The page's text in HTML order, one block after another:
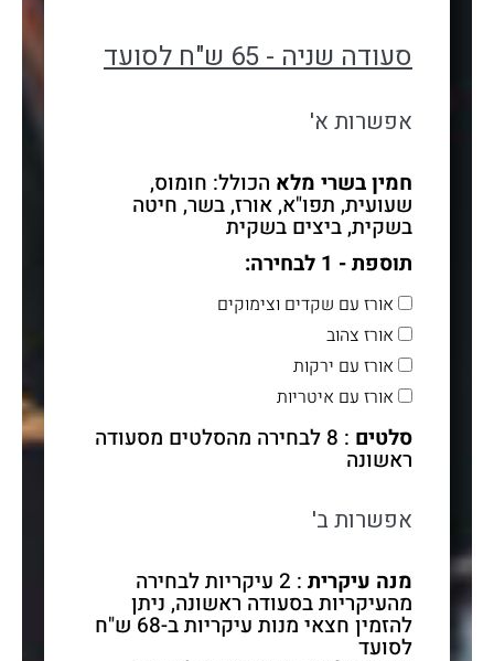
סעודה שניה - 65 ש"ח לסועד
אפשרות א'
חמין בשרי מלא הכולל: חומוס,
שעועית, תפו"א, אורז, בשר, חיטה
בשקית, ביצים בשקית
תוספת - 1 לבחירה:
אורז עם שקדים וצימוקים
אורז צהוב
אורז עם ירקות
אורז עם איטריות
סלטים : 8 לבחירה מהסלטים מסעודה
ראשונה
אפשרות ב'
מנה עיקרית : 2 עיקריות לבחירה
מהעיקריות בסעודה ראשונה, ניתן
להזמין חצאי מנות עיקריות ב-68 ש"ח
לסועד